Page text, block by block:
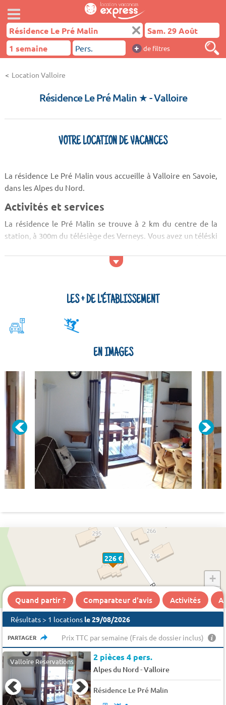
+ de filtres
Location Valloire
Résidence Le Pré Malin ★- Valloire
VOTRE LOCATION DE VACANCES
La résidence Le Pré Malin vous accueille à Valloire en Savoie,
dans les Alpes du Nord.
Activités et services
La résidence le Pré Malin se trouve à 2 km du centre de la
station, à 300m du télésiège des Verneys. Vous avez un téléski
150m. Magasins de skis, boulangerie et presse sont situés à
LES + DE L'ÉTABLISSEMENT
EN IMAGES
226 €
+
−
Quand partir ? Comparateur d'avis Activités A
Résultats > 1 locations le 29/08/2026
PARTAGER Prix TTC par semaine (Frais de dossier inclus)
Valloire Reservations 2 pièces 4 pers.
Alpes du Nord-Valloire
Résidence Le Pré Malin